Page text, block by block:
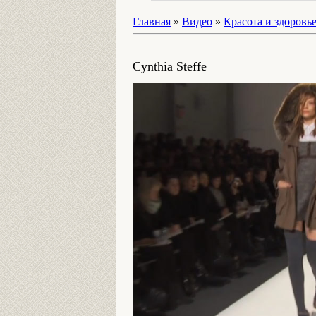
Главная » Видео » Красота и здоровье
Cynthia Steffe